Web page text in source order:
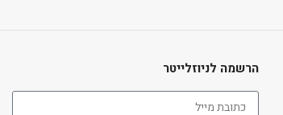
הרשמה לניוזלייטר